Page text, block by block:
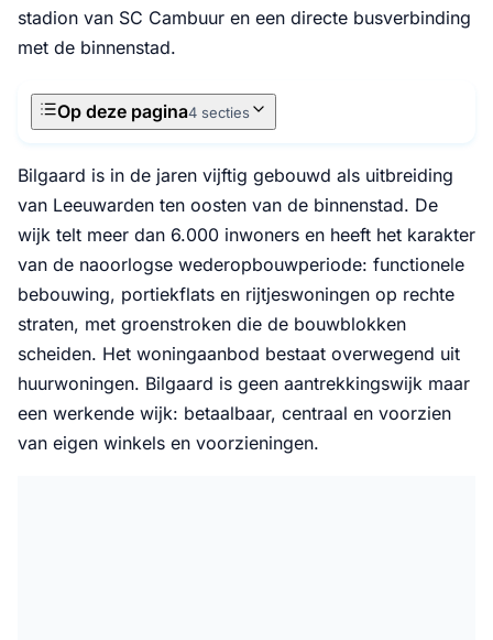
stadion van SC Cambuur en een directe busverbinding
met de binnenstad.
Op deze pagina4 secties
Bilgaard is in de jaren vijftig gebouwd als uitbreiding
van Leeuwarden ten oosten van de binnenstad. De
wijk telt meer dan 6.000 inwoners en heeft het karakter
van de naoorlogse wederopbouwperiode: functionele
bebouwing, portiekflats en rijtjeswoningen op rechte
straten, met groenstroken die de bouwblokken
scheiden. Het woningaanbod bestaat overwegend uit
huurwoningen. Bilgaard is geen aantrekkingswijk maar
een werkende wijk: betaalbaar, centraal en voorzien
van eigen winkels en voorzieningen.